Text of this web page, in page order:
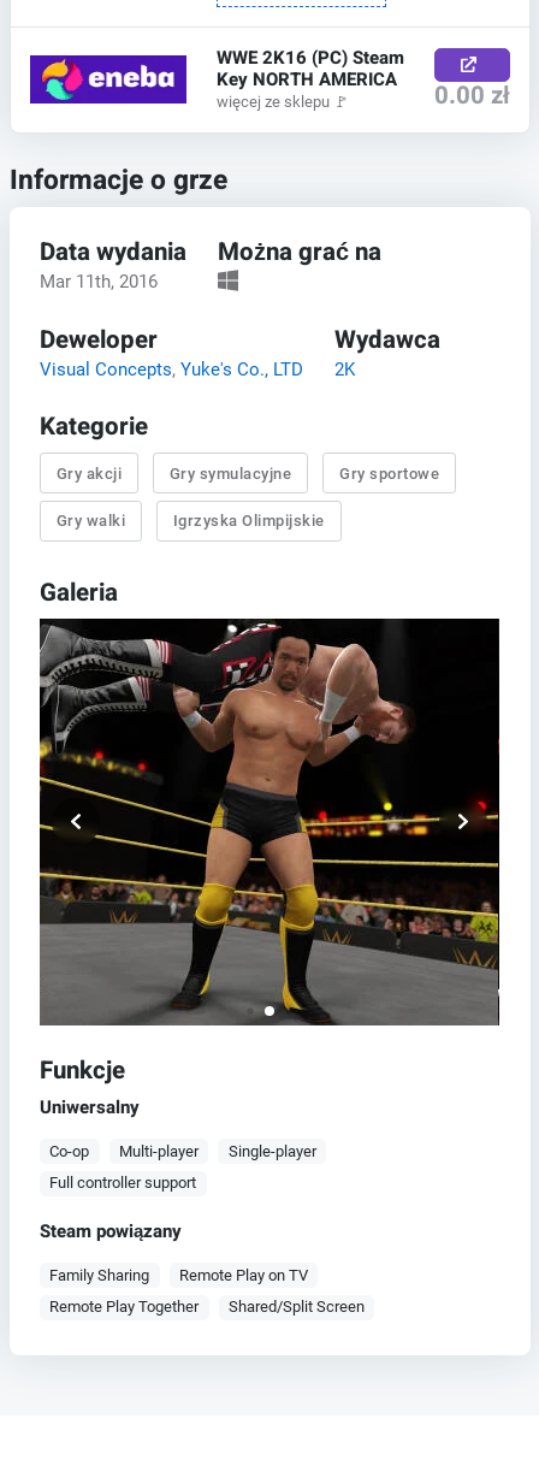
WWE 2K16 (PC) Steam
Key NORTH AMERICA
więcej ze sklepu 🚩 0.00 zł
Informacje o grze
Data wydania
Mar 11th, 2016
Można grać na
Deweloper
Visual Concepts,Yuke's Co., LTD
Wydawca
2K
Kategorie
Gry akcji Gry symulacyjne Gry sportowe
Gry walki Igrzyska Olimpijskie
Galeria
Funkcje
Uniwersalny
Co-op Multi-player
Single-player
Full controller support
Steam powiązany
Family Sharing
Remote Play on TV
Remote Play Together
Shared/Split Screen